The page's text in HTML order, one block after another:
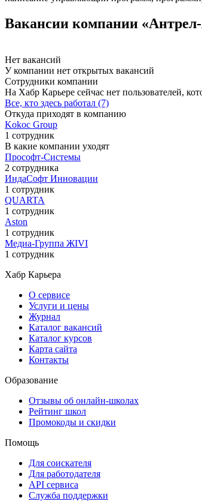
Вакансии компании
Нет вакансий
У компании нет открытых вакансий
Сотрудники компании
На Хабр Карьере сейчас нет пользователей,
Все, кто здесь работал (7)
Откуда приходят в компанию
Kokoc Group
1 сотрудник
В какие компании уходят
Прософт-Системы
2 сотрудника
ИндаСофт Инновации
1 сотрудник
QUARTA
1 сотрудник
Aston
1 сотрудник
Медиа-Группа ЖIVI
1 сотрудник
Хабр Карьера
О сервисе
Услуги и цены
Журнал
Каталог вакансий
Каталог курсов
Карта сайта
Контакты
Образование
Отзывы об онлайн-школах
Рейтинг школ
Промокоды и скидки
Помощь
Для соискателя
Для работодателя
API сервиса
Служба поддержки